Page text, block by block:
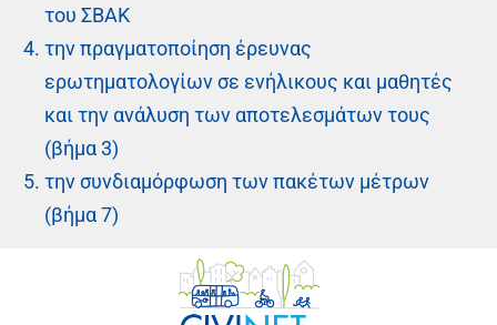
του ΣΒΑΚ
την πραγματοποίηση έρευνας
ερωτηματολογίων σε ενήλικους και μαθητές
και την ανάλυση των αποτελεσμάτων τους
(βήμα 3)
την συνδιαμόρφωση των πακέτων μέτρων
(βήμα 7)